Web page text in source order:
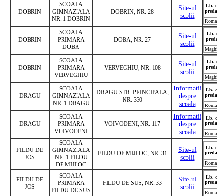
DOBRIN
SCOALA
GIMNAZIALA
NR. 1 DOBRIN
DOBRIN, NR. 28
Site-ul
scolii
Lb.
DOBRIN
SCOALA
PRIMARA
DOBA
DOBA, NR. 27
Site-ul
scolii
Lb.
DOBRIN
SCOALA
PRIMARA
VERVEGHIU
VERVEGHIU, NR. 108
Site-ul
scolii
Lb.
DRAGU
SCOALA
GIMNAZIALA
NR. 1 DRAGU
DRAGU STR. PRINCIPALA,
NR. 330
Informatii
despre
scoala
Lb.
DRAGU
SCOALA
PRIMARA
VOIVODENI
VOIVODENI, NR. 117
Informatii
despre
scoala
Lb.
FILDU DE
JOS
SCOALA
GIMNAZIALA
NR. 1 FILDU
DE MIJLOC
FILDU DE MIJLOC, NR. 31
Site-ul
scolii
Lb.
FILDU DE
JOS
SCOALA
PRIMARA
FILDU DE SUS
FILDU DE SUS, NR. 33
Site-ul
scolii
Lb.